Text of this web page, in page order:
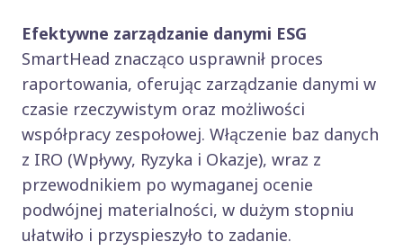
Efektywne zarządzanie danymi ESG
SmartHead znacząco usprawnił proces
raportowania, oferując zarządzanie danymi w
czasie rzeczywistym oraz możliwości
współpracy zespołowej. Włączenie baz danych
z IRO (Wpływy, Ryzyka i Okazje), wraz z
przewodnikiem po wymaganej ocenie
podwójnej materialności, w dużym stopniu
ułatwiło i przyspieszyło to zadanie.